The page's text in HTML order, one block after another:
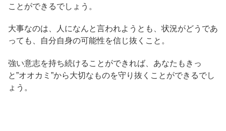
ことができるでしょう。
大事なのは、人になんと言われようとも、状況がどうであ
っても、自分自身の可能性を信じ抜くこと。
強い意志を持ち続けることができれば、あなたもきっ
と”オオカミ”から大切なものを守り抜くことができるでし
ょう。